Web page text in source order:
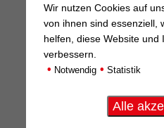
Wir nutzen Cookies auf
von ihnen sind essenziell,
helfen, diese Website und
verbessern.
• Notwendig • Statistik